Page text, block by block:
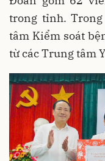
trong tỉnh.
tâm Kiểm soát
từ các Trung tâm